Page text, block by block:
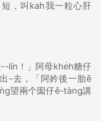
，叫kah我一粒心肝
--lín！」阿母khe̍h糖仔
-去，「阿妗後一胎ē
望兩个囡仔ē-tàng講